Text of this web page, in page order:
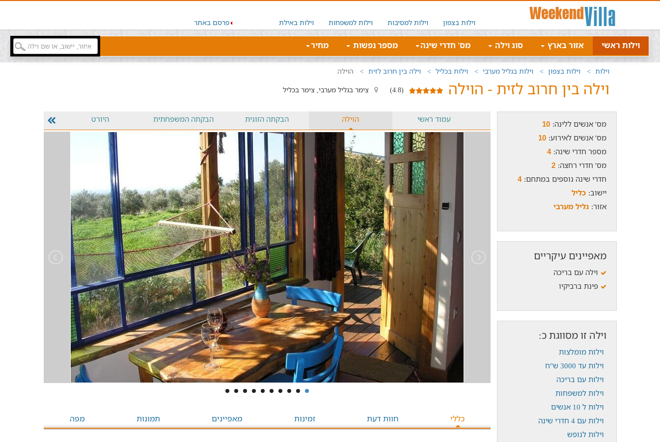
וילות בצפון וילות למסיבות וילות למשפחות וילות באילת פרסם באתר
וילות ראשי אזור בארץ סוג וילה מס' חדרי שינה מספר נפשות מחיר
וילות וילות בצפון וילות בגליל מערבי וילות בכליל וילה בין חרוב לזית הוילה
וילה בין חרוב לזית - הוילה (4.8) צימר בגליל מערבי, צימר בכליל
מס' אנשים ללינה: 10
מס' אנשים לאירוע: 10
מספר חדרי שינה: 4
מס' חדרי רחצה: 2
חדרי שינה נוספים במתחם: 4
יישוב: כליל
אזור: גליל מערבי
מאפיינים עיקריים
וילה עם בריכה
פינת ברביקיו
וילה זו מסווגת כ:
וילות מומלצות
וילות עד 3000 ש"ח
וילות עם בריכה
וילות למשפחות
וילות ל 10 אנשים
וילות עם 4 חדרי שינה
וילות לנופש
עמוד ראשי הוילה הבקתה הזוגית הבקתה המשפחתית היורט 
כללי חוות דעת זמינות מאפיינים תמונות מפה